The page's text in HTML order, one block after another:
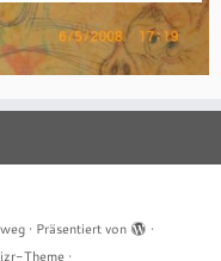
· Präsentiert von
·
Theme ·